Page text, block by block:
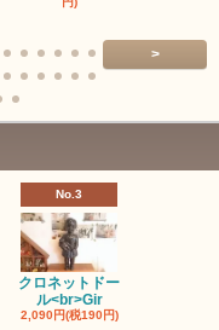
>
No.3
クロネットドー
ル<br>Gir
2,090円(税190円)